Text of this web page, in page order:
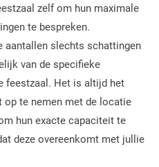
zelf om hun maximale
te bespreken.
aantallen slechts schattingen
van de specifieke
feestzaal. Het is altijd het
te nemen met de locatie
hun exacte capaciteit te
deze overeenkomt met jullie